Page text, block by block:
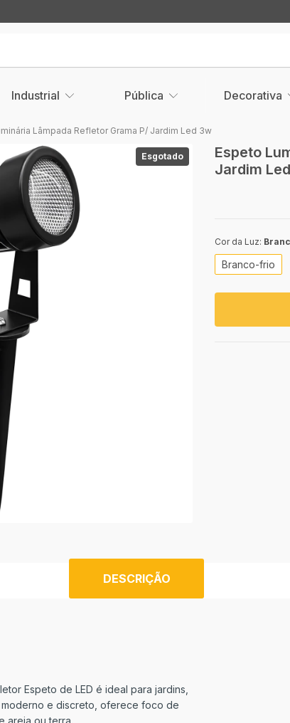
Industrial Pública Decorativa
Lâmpada Refletor Grama P/ Jardim Led 3w
Esgotado
Espeto
Jardim
Cor da Luz:
Branco-frio
DESCRIÇÃO
Espeto de LED é ideal para jardins,
e discreto, oferece foco de
areia ou terra.